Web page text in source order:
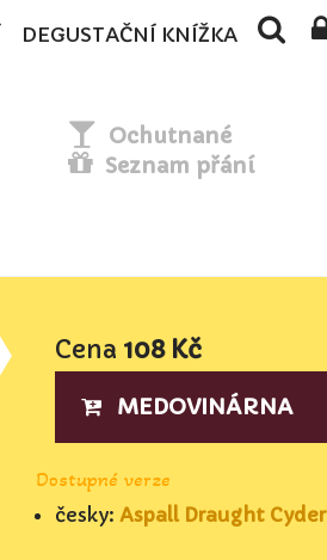
DEGUSTAČNÍ KNÍŽKA
Ochutnané
Seznam přání
Cena 108 Kč
MEDOVINÁRNA
Dostupné verze
česky: Aspall Draught Cyder